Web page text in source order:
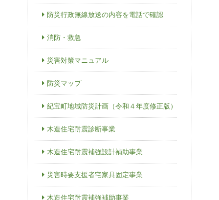
防災行政無線放送の内容を電話で確認
消防・救急
災害対策マニュアル
防災マップ
紀宝町地域防災計画（令和４年度修正版）
木造住宅耐震診断事業
木造住宅耐震補強設計補助事業
災害時要支援者宅家具固定事業
木造住宅耐震補強補助事業